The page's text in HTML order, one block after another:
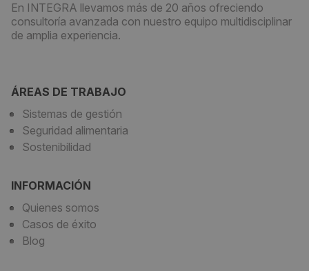
En INTEGRA llevamos más de 20 años ofreciendo
consultoría avanzada con nuestro equipo multidisciplinar
de amplia experiencia.
ÁREAS DE TRABAJO
Sistemas de gestión
Seguridad alimentaria
Sostenibilidad
INFORMACIÓN
Quienes somos
Casos de éxito
Blog